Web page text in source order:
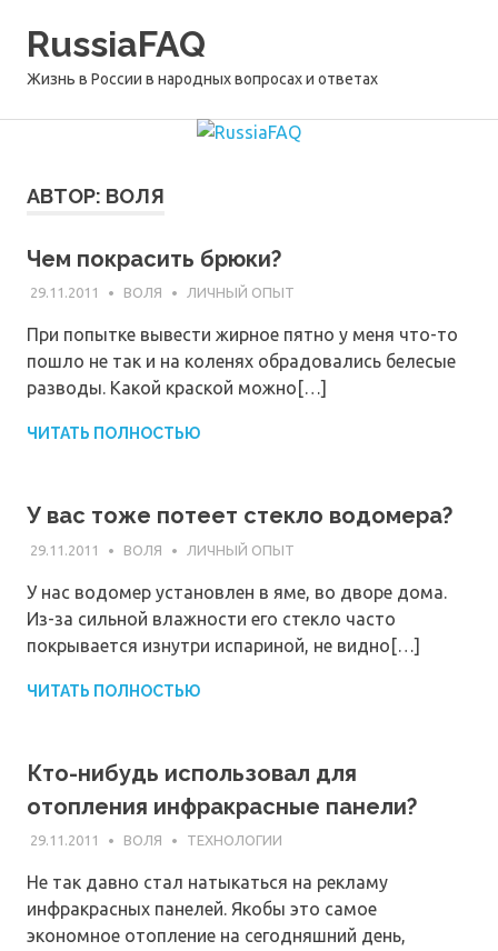
RussiaFAQ
Жизнь в России в народных вопросах и ответах
АВТОР: ВОЛЯ
Чем покрасить брюки?
29.11.2011 ВОЛЯ ЛИЧНЫЙ ОПЫТ
При попытке вывести жирное пятно у меня что-то
пошло не так и на коленях обрадовались белесые
разводы. Какой краской можно[…]
ЧИТАТЬ ПОЛНОСТЬЮ
У вас тоже потеет стекло водомера?
29.11.2011 ВОЛЯ ЛИЧНЫЙ ОПЫТ
У нас водомер установлен в яме, во дворе дома.
Из-за сильной влажности его стекло часто
покрывается изнутри испариной, не видно[…]
ЧИТАТЬ ПОЛНОСТЬЮ
Кто-нибудь использовал для
отопления инфракрасные панели?
29.11.2011 ВОЛЯ ТЕХНОЛОГИИ
Не так давно стал натыкаться на рекламу
инфракрасных панелей. Якобы это самое
экономное отопление на сегодняшний день,